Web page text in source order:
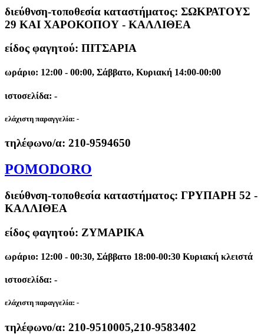
διεύθνση-τοποθεσία καταστήματος: ΣΩΚΡΑΤΟΥΣ
29 ΚΑΙ ΧΑΡΟΚΟΠΟΥ - ΚΑΛΛΙΘΕΑ
είδος φαγητού: ΠΙΤΣΑΡΙΑ
ωράριο: 12:00 - 00:00, Σάββατο, Κυριακή 14:00-00:00
ιστοσελίδα: -
ελάχιστη παραγγελία: -
τηλέφωνο/α: 210-9594650
POMODORO
διεύθνση-τοποθεσία καταστήματος: ΓΡΥΠΑΡΗ 52 -
ΚΑΛΛΙΘΕΑ
είδος φαγητού: ΖΥΜΑΡΙΚΑ
ωράριο: 12:00 - 00:30, Σάββατο 18:00-00:30 Κυριακή κλειστά
ιστοσελίδα: -
ελάχιστη παραγγελία: -
τηλέφωνο/α: 210-9510005,210-9583402